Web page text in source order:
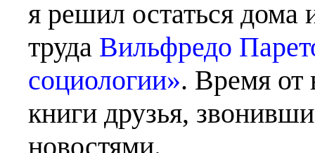
я решил остаться дома
труда Вильфредо
социологии». Время от
книги друзья,
новостями.